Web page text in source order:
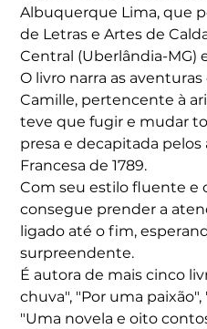
Albuquerque Lima, que
de Letras e Artes de
Central (Uberlândia-MG)
O livro narra as
Camille, pertencente à
teve que fugir e mudar
presa e decapitada
Francesa de 1789.
Com seu estilo fluente e
consegue prender a
ligado até o fim,
surpreendente.
É autora de mais cinco
chuva", "Por uma
"Uma novela e oito